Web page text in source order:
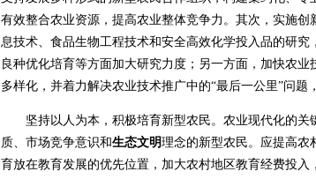
有效整合农业资源，提高农业整体竞争力。其次，实施
息技术、食品生物工程技术和安全高效化学投入品的研究
良种优化培育等方面加大研究力度；另一方面，加快农
多样化，并着力解决农业技术推广中的“最后一公里”问
坚持以人为本，积极培育新型农民。农业现代化的关
质、市场竞争意识和生态文明理念的新型农民。应提高农
育放在教育发展的优先位置，加大农村地区教育经费投